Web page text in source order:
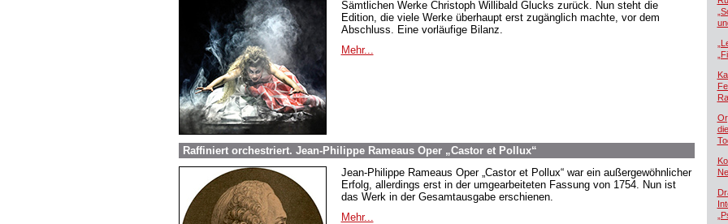
Sämtlichen Werke Christoph Willibald Glucks zurück. Nun steht die
Edition, die viele Werke überhaupt erst zugänglich machte, vor dem
Abschluss. Eine vorläufige Bilanz.
Mehr...
Raffiniert orchestriert. Jean-Philippe Rameaus Oper „Castor et Pollux“
Jean-Philippe Rameaus Oper „Castor et Pollux“ war ein außergewöhnlicher
Erfolg, allerdings erst in der umgearbeiteten Fassung von 1754. Nun ist
das Werk in der Gesamtausgabe erschienen.
Mehr...